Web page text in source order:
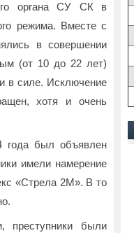
органа СУ СК в
режима. Вместе с
в совершении
(от 10 до 22 лет)
в силе. Исключение
хотя и очень
года был объявлен
имели намерение
«Стрела 2М». В то
преступники были